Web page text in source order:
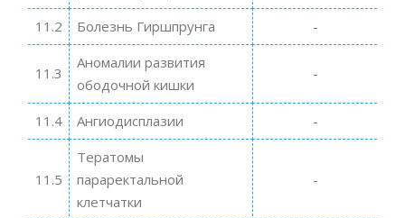
11.2 Болезнь Гиршпрунга -
11.3
Аномалии развития
ободочной кишки
-
11.4 Ангиодисплазии -
11.5
Тератомы
параректальной
клетчатки
-